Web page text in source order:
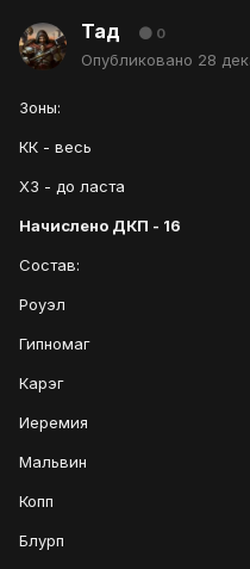
Тад 0
Опубликовано 28
Зоны:
КК - весь
ХЗ - до ласта
Начислено ДКП - 16
Состав:
Роуэл
Гипномаг
Карэг
Иеремия
Мальвин
Копп
Блурп